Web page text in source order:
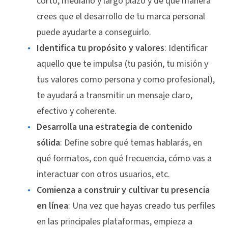
crees que el desarrollo de tu marca personal
puede ayudarte a conseguirlo.
Identifica tu propósito y valores: Identificar
aquello que te impulsa (tu pasión, tu misión y
tus valores como persona y como profesional),
te ayudará a transmitir un mensaje claro,
efectivo y coherente.
Desarrolla una estrategia de contenido
sólida: Define sobre qué temas hablarás, en
qué formatos, con qué frecuencia, cómo vas a
interactuar con otros usuarios, etc.
Comienza a construir y cultivar tu presencia
en línea: Una vez que hayas creado tus perfiles
en las principales plataformas, empieza a